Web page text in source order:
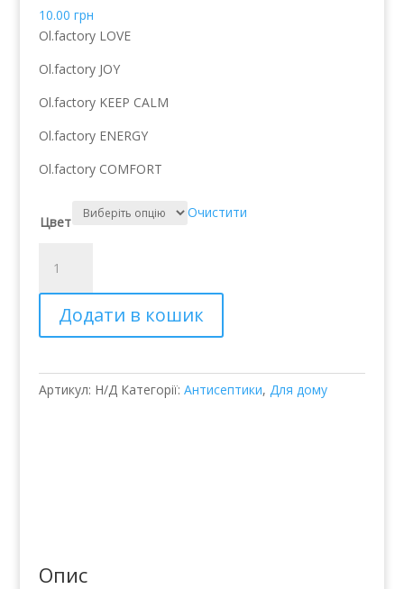
10.00 грн
Ol.factory LOVE
Ol.factory JOY
Ol.factory KEEP CALM
Ol.factory ENERGY
Ol.factory COMFORT
Цвет
Очистити
увлажняющий
санитайзер
рук
гелевой
основе
Додати в кошик
Артикул: Н/Д Категорії: Антисептики, Для дому
Опис